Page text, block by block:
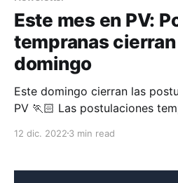
Este mes en PV:
tempranas
domingo
Este domingo cierran las
PV 🏃🏻 Las postulaciones tempranas a Platanus
diciembre a las 23:59 hrs
te podríamos seleccionar
12 dic. 2022 3 min read